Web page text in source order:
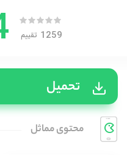
1259 تقييم
تحميل
محتوی مماثل